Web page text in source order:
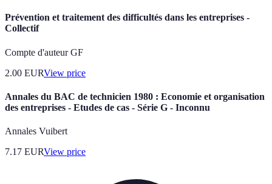
Prévention et traitement des difficultés dans les entreprises -
Collectif
Compte d'auteur GF
2.00 EURView price
Annales du BAC de technicien 1980 : Economie et organisation
des entreprises - Etudes de cas - Série G - Inconnu
Annales Vuibert
7.17 EURView price